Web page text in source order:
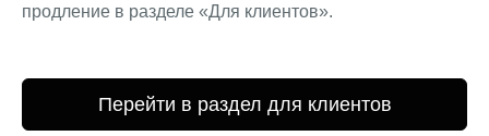
продление в разделе «Для клиентов».
Перейти в раздел для клиентов